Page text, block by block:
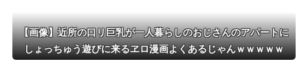
【画像】近所の口リ巨乳が一人暮らしのおじさんのアパートに
しょっちゅう遊びに来るヱロ漫画よくあるじゃんｗｗｗｗｗ